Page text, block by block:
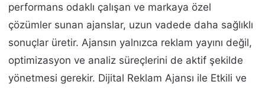
performans odaklı çalışan ve markaya özel
çözümler sunan ajanslar, uzun vadede daha sağlıklı
sonuçlar üretir. Ajansın yalnızca reklam yayını değil,
optimizasyon ve analiz süreçlerini de aktif şekilde
yönetmesi gerekir. Dijital Reklam Ajansı ile Etkili ve